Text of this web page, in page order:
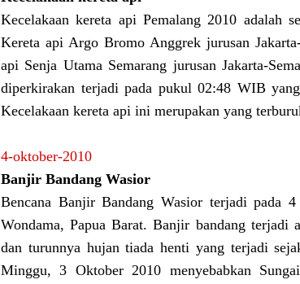
Kecelakaan kereta api Pemalang 2010 adalah
Kereta api Argo Bromo Anggrek jurusan
api Senja Utama Semarang jurusan Jakarta-
diperkirakan terjadi pada pukul 02:48 WIB
Kecelakaan kereta api ini merupakan yang
4-oktober-2010
Banjir Bandang Wasior
Bencana Banjir Bandang Wasior terjadi pada
Wondama, Papua Barat. Banjir bandang terjadi
dan turunnya hujan tiada henti yang terjadi
Minggu, 3 Oktober 2010 menyebabkan